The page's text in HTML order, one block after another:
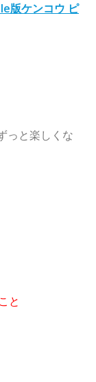
版ケンコウ ピ
っと楽しくな
と